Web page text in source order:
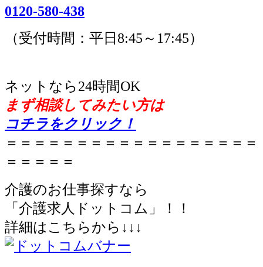
0120-580-438
（受付時間：平日8:45～17:45）
ネットなら24時間OK
まず相談してみたい方は
コチラをクリック！
＝＝＝＝＝＝＝＝＝＝＝＝＝＝＝＝＝＝
＝＝＝＝＝
介護のお仕事探すなら
「介護求人ドットコム」！！
詳細はこちらから↓↓↓